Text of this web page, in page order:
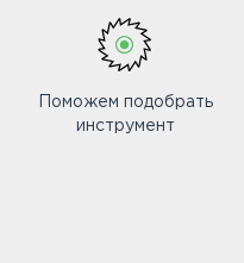
Поможем подобрать
инструмент